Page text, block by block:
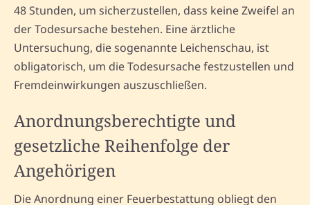
48 Stunden, um sicherzustellen, dass keine Zweifel an
der Todesursache bestehen. Eine ärztliche
Untersuchung, die sogenannte Leichenschau, ist
obligatorisch, um die Todesursache festzustellen und
Fremdeinwirkungen auszuschließen.
Anordnungsberechtigte und
gesetzliche Reihenfolge der
Angehörigen
Die Anordnung einer Feuerbestattung obliegt den